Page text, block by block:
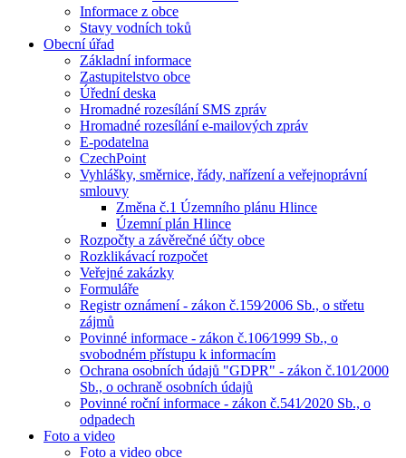
Informace z obce
Stavy vodních toků
Obecní úřad
Základní informace
Zastupitelstvo obce
Úřední deska
Hromadné rozesílání SMS zpráv
Hromadné rozesílání e-mailových zpráv
E-podatelna
CzechPoint
Vyhlášky, směrnice, řády, nařízení a veřejnoprávní
smlouvy
Změna č.1 Územního plánu Hlince
Územní plán Hlince
Rozpočty a závěrečné účty obce
Rozklikávací rozpočet
Veřejné zakázky
Formuláře
Registr oznámení - zákon č.159⁄2006 Sb., o střetu
zájmů
Povinné informace - zákon č.106⁄1999 Sb., o
svobodném přístupu k informacím
Ochrana osobních údajů "GDPR" - zákon č.101⁄2000
Sb., o ochraně osobních údajů
Povinné roční informace - zákon č.541⁄2020 Sb., o
odpadech
Foto a video
Foto a video obce